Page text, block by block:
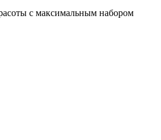
с максимальным набором